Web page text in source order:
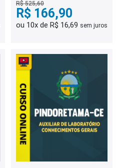
Conhecimentos Gerais
R$ 525,60
R$ 166,90
ou 10x de R$ 16,69 sem juros